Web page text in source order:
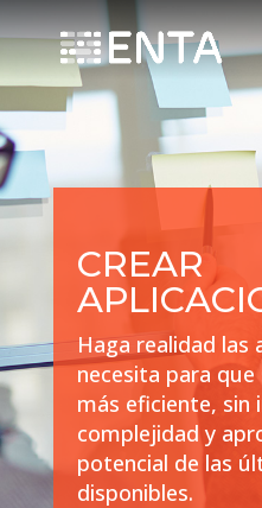
CREAR
Haga realidad las
necesita para que
más eficiente, sin
complejidad y
potencial de las
disponibles.